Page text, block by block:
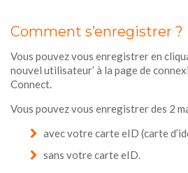
Comment s’enregistrer ?
Vous pouvez vous enregistrer en
nouvel utilisateur’ à la page de
Connect.
Vous pouvez vous enregistrer des 2
avec votre carte eID (carte
sans votre carte eID.